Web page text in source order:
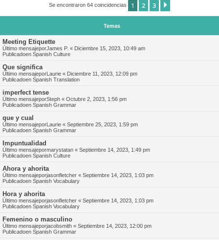
Se encontraron 64 coincidencias 1 2 3
Temas
Meeting Etiquette
Último mensajeporJames P. « Diciembre 15, 2023, 10:49 am
Publicadoen Spanish Culture
Que significa
Último mensajeporLaurie « Diciembre 11, 2023, 12:09 pm
Publicadoen Spanish Translation
imperfect tense
Último mensajeporSteph « Octubre 2, 2023, 1:56 pm
Publicadoen Spanish Grammar
que y cual
Último mensajeporLaurie « Septiembre 25, 2023, 1:59 pm
Publicadoen Spanish Grammar
Impuntualidad
Último mensajepormarystatan « Septiembre 14, 2023, 1:49 pm
Publicadoen Spanish Culture
Ahora y ahorita
Último mensajeporjasonfletcher « Septiembre 14, 2023, 1:03 pm
Publicadoen Spanish Vocabulary
Hora y ahorita
Último mensajeporjasonfletcher « Septiembre 14, 2023, 1:03 pm
Publicadoen Spanish Vocabulary
Femenino o masculino
Último mensajeporjacobsmith « Septiembre 14, 2023, 12:00 pm
Publicadoen Spanish Grammar